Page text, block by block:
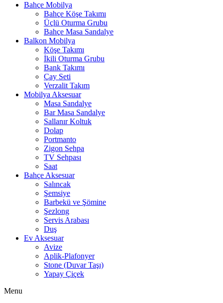
Bahçe Mobilya
Bahçe Köşe Takımı
Üçlü Oturma Grubu
Bahçe Masa Sandalye
Balkon Mobilya
Köşe Takımı
İkili Oturma Grubu
Bank Takımı
Çay Seti
Verzalit Takım
Mobilya Aksesuar
Masa Sandalye
Bar Masa Sandalye
Sallanır Koltuk
Dolap
Portmanto
Zigon Sehpa
TV Sehpası
Saat
Bahçe Aksesuar
Salıncak
Şemsiye
Barbekü ve Şömine
Şezlong
Servis Arabası
Duş
Ev Aksesuar
Avize
Aplik-Plafonyer
Stone (Duvar Taşı)
Yapay Çiçek
Menu